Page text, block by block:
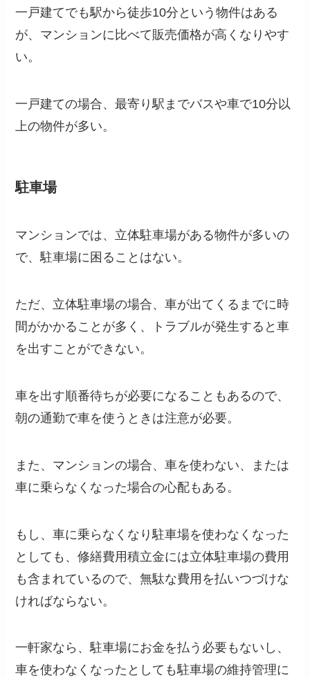
一戸建てでも駅から徒歩10分という物件はある
が、マンションに比べて販売価格が高くなりやす
い。
一戸建ての場合、最寄り駅までバスや車で10分以
上の物件が多い。
駐車場
マンションでは、立体駐車場がある物件が多いの
で、駐車場に困ることはない。
ただ、立体駐車場の場合、車が出てくるまでに時
間がかかることが多く、トラブルが発生すると車
を出すことができない。
車を出す順番待ちが必要になることもあるので、
朝の通勤で車を使うときは注意が必要。
また、マンションの場合、車を使わない、または
車に乗らなくなった場合の心配もある。
もし、車に乗らなくなり駐車場を使わなくなった
としても、修繕費用積立金には立体駐車場の費用
も含まれているので、無駄な費用を払いつづけな
ければならない。
一軒家なら、駐車場にお金を払う必要もないし、
車を使わなくなったとしても駐車場の維持管理に